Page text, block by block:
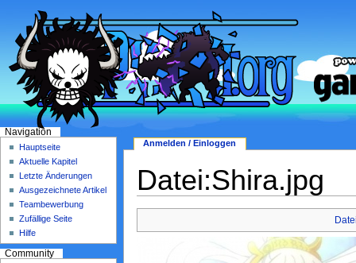
Datei:Shira.jpg
Anmelden / Einloggen
Navigation
Hauptseite
Aktuelle Kapitel
Letzte Änderungen
Ausgezeichnete Artikel
Teambewerbung
Zufällige Seite
Hilfe
Community